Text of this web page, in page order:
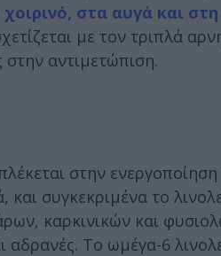
στα αυγά και
με τον τριπλά
στην αντιμετώπιση.
στην
και συγκεκριμένα το
καρκινικών και
αδρανές. Το ωμέγα-6